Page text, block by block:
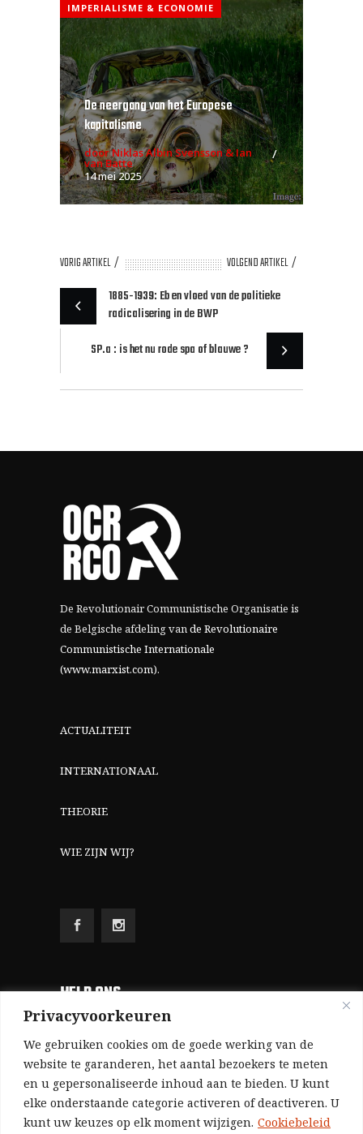
Privacyvoorkeuren
We gebruiken cookies om de goede werking van de
website te garanderen, het aantal bezoekers te meten
en u gepersonaliseerde inhoud aan te bieden. U kunt
elke onderstaande categorie activeren of deactiveren. U
kunt uw keuzes op elk moment wijzigen. Cookiebeleid
IMPERIALISME & ECONOMIE
De neergang van het Europese
kapitalisme
door Niklas Albin Svensson & Ian
van Batte
14 mei 2025
VORIG ARTIKEL
VOLGEND ARTIKEL
1885-1939: Eb en vloed van de politieke
radicalisering in de BWP
SP.a : is het nu rode spa of blauwe ?
De Revolutionair Communistische Organisatie is
de Belgische afdeling vande Revolutionaire
Communistische Internationale
(www.marxist.com).
ACTUALITEIT
INTERNATIONAAL
THEORIE
WIE ZIJN WIJ?
HELP ONS
Aangezien we volledig zelf gefinancierd zijn
(zonder subsidies, zonder commerciële
advertenties en zonder rijke sponsors), zijn we
voor de publicatie van ons tijdschrift uitsluitend
afhankelijk van de financiële steun van onze